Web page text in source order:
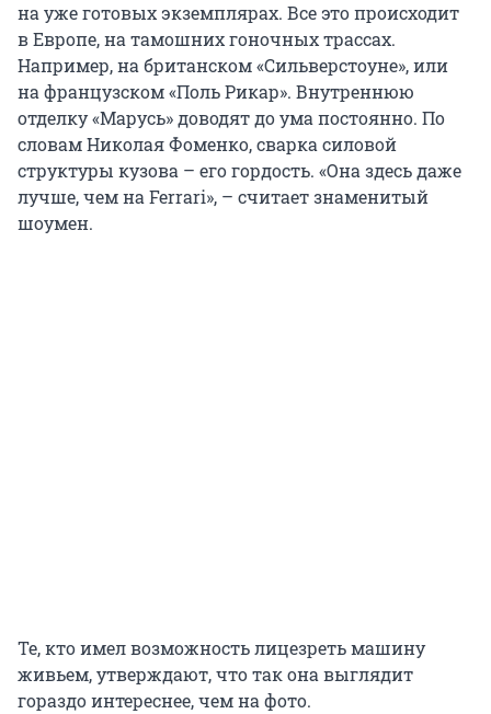
на уже готовых экземплярах. Все это происходит
в Европе, на тамошних гоночных трассах.
Например, на британском «Сильверстоуне», или
на французском «Поль Рикар». Внутреннюю
отделку «Марусь» доводят до ума постоянно. По
словам Николая Фоменко, сварка силовой
структуры кузова – его гордость. «Она здесь даже
лучше, чем на Ferrari», – считает знаменитый
шоумен.
Те, кто имел возможность лицезреть машину
живьем, утверждают, что так она выглядит
гораздо интереснее, чем на фото.